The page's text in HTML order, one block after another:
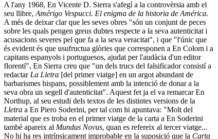
A l'any 1968, En Vicente D. Sierra s'afegí a la controvèrsia amb el
seu llibre,Amérigo Vespucci. El enigma de la historia de América.
A més de deixar clar que les seves obres "són un conjunt de peces
sobre les quals pengen greus dubtes respecte a la seva autenticitat i
acusacions severes pel que fa a la seva veracitat", i que "l'únic que
és evident és que usufructua glòries que corresponen a En Colom i a
capitans espanyols i portuguesos, ajudat per l'audàcia d'un editor
florentí", En Sierra creu que "un dels trucs del falsificador consistí a
redactarLa Lletra [del primer viatge] en un argot abundant de
barbarismes hispans, possiblement amb la intenció de donar a la
seva obra un segell d'autenticitat". Aquest fet ja el va remarcar En
Northup, al seu estudi dels textos de les distintes versions de la
Lletra a En Piero Soderini, per tal com hi apuntava: "Molt del
material que es troba en el primer viatge de la carta a En Soderini
també apareix al Mundus Novus, quan es refereix al tercer viatge...
No hi ha res intrínsicament improbable en la suposició que la Carta